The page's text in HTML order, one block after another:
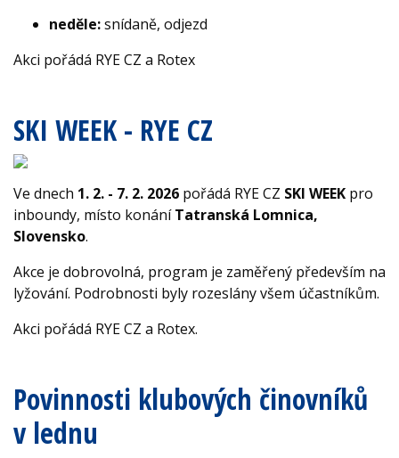
neděle:snídaně, odjezd
Akci pořádá RYE CZ a Rotex
SKI WEEK - RYE CZ
Ve dnech 1. 2. - 7. 2. 2026 pořádá RYE CZ SKI WEEK pro
inboundy, místo konáníTatranská Lomnica,
Slovensko.
Akce je dobrovolná, program je zaměřený především na
lyžování. Podrobnosti byly rozeslány všem účastníkům.
Akci pořádá RYE CZ a Rotex.
Povinnosti klubových činovníků
v lednu